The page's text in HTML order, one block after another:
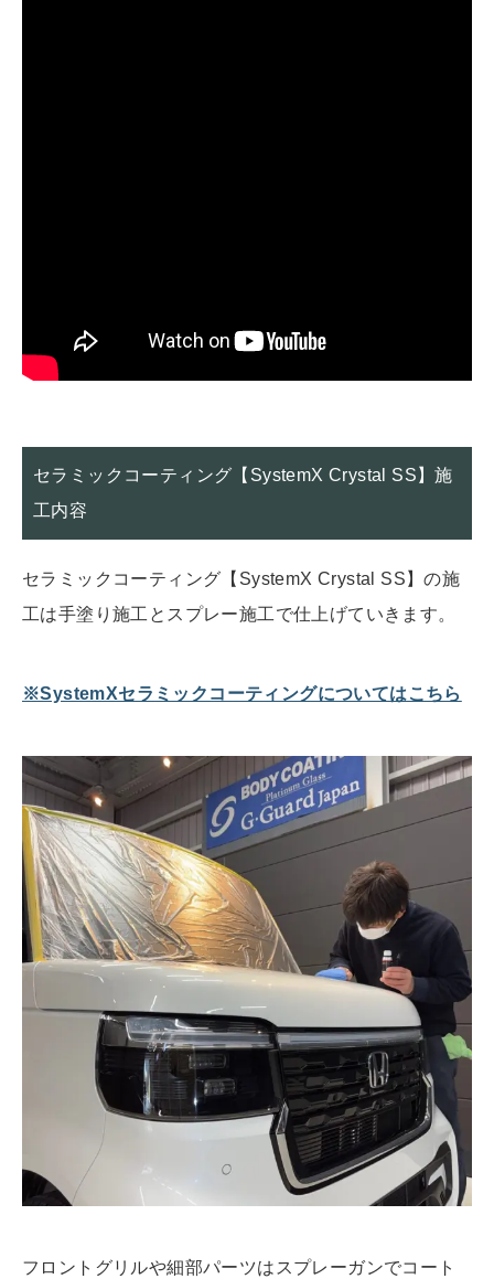
セラミックコーティング【SystemX Crystal SS】施
工内容
セラミックコーティング【SystemX Crystal SS】の施
工は手塗り施工とスプレー施工で仕上げていきます。
※SystemXセラミックコーティングについてはこちら
フロントグリルや細部パーツはスプレーガンでコート